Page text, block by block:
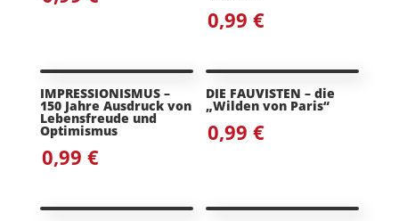
0,99€
IMPRESSIONISMUS –
150 Jahre Ausdruck von
Lebensfreude und
Optimismus
0,99 €
DIE FAUVISTEN – die
„Wilden von Paris“
0,99€